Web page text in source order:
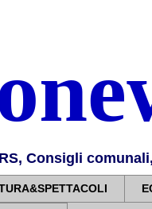
Consigli